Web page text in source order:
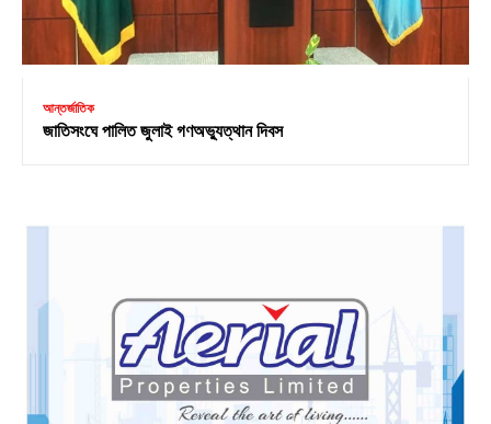
আন্তর্জাতিক
জাতিসংঘে পালিত জুলাই গণঅভ্যুত্থান দিবস